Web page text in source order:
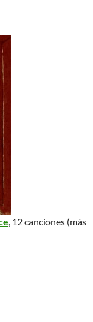
, 12 canciones (más